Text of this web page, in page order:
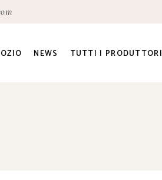
NEWS TUTTI I PRODUTTORI